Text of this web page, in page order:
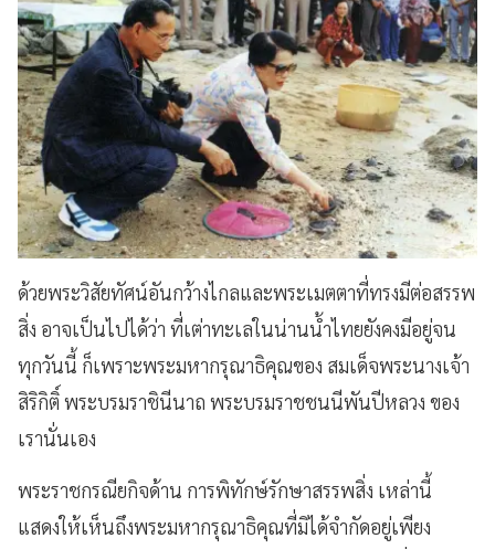
ด้วยพระวิสัยทัศน์อันกว้างไกลและพระเมตตาที่ทรงมีต่อสรรพ
สิ่ง อาจเป็นไปได้ว่า ที่เต่าทะเลในน่านน้ำไทยยังคงมีอยู่จน
ทุกวันนี้ ก็เพราะพระมหากรุณาธิคุณของ สมเด็จพระนางเจ้า
สิริกิติ์ พระบรมราชินีนาถ พระบรมราชชนนีพันปีหลวง ของ
เรานั่นเอง
พระราชกรณียกิจด้าน การพิทักษ์รักษาสรรพสิ่ง เหล่านี้
แสดงให้เห็นถึงพระมหากรุณาธิคุณที่มิได้จำกัดอยู่เพียง